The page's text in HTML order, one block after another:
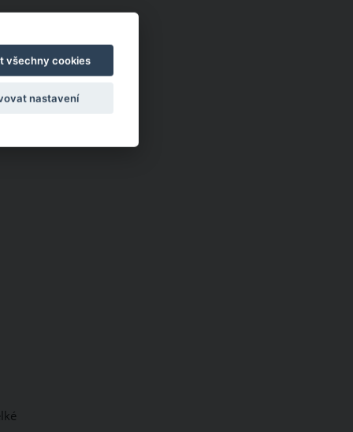
všechny cookies
nastavení